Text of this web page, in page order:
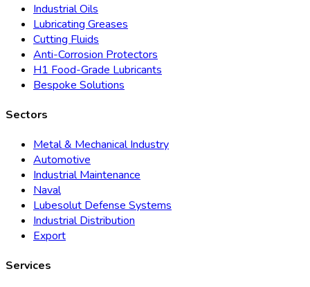
Industrial Oils
Lubricating Greases
Cutting Fluids
Anti-Corrosion Protectors
H1 Food-Grade Lubricants
Bespoke Solutions
Sectors
Metal & Mechanical Industry
Automotive
Industrial Maintenance
Naval
Lubesolut Defense Systems
Industrial Distribution
Export
Services